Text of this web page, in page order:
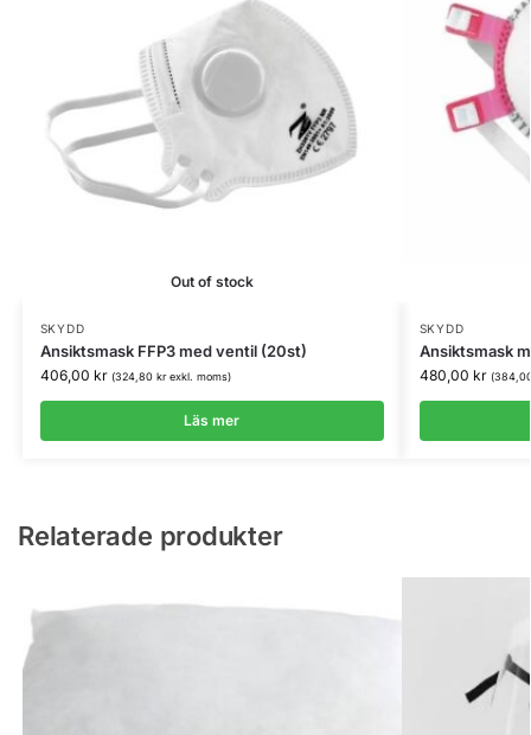
Out of stock
SKYDD
Ansiktsmask FFP3 med ventil (20st)
406,00 kr (324,80 krexkl. moms)
Läs mer
SKYDD
Ansiktsmask
480,00 kr (
Relaterade produkter